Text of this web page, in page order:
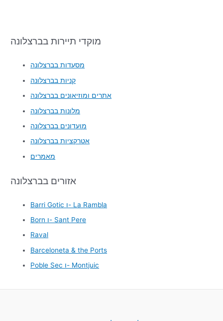
מוקדי תיירות בברצלונה
מסעדות בברצלונה
קניות בברצלונה
אתרים ומוזיאונים בברצלונה
מלונות בברצלונה
מועדונים בברצלונה
אטרקציות בברצלונה
מאמרים
אזורים בברצלונה
Barri Gotic ו- La Rambla
Born ו- Sant Pere
Raval
Barceloneta & the Ports
Poble Sec ו- Montjuic